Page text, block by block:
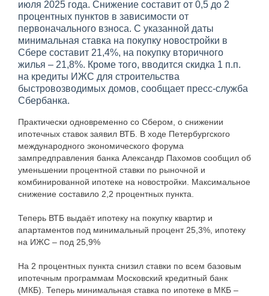
июля 2025 года. Снижение составит от 0,5 до 2
процентных пунктов в зависимости от
первоначального взноса. С указанной даты
минимальная ставка на покупку новостройки в
Сбере составит 21,4%, на покупку вторичного
жилья – 21,8%. Кроме того, вводится скидка 1 п.п.
на кредиты ИЖС для строительства
быстровозводимых домов, сообщает пресс-служба
Сбербанка.
Практически одновременно со Сбером, о снижении
ипотечных ставок заявил ВТБ. В ходе Петербургского
международного экономического форума
зампредправления банка Александр Пахомов сообщил об
уменьшении процентной ставки по рыночной и
комбинированной ипотеке на новостройки. Максимальное
снижение составило 2,2 процентных пункта.
Теперь ВТБ выдаёт ипотеку на покупку квартир и
апартаментов под минимальный процент 25,3%, ипотеку
на ИЖС – под 25,9%
На 2 процентных пункта снизил ставки по всем базовым
ипотечным программам Московский кредитный банк
(МКБ). Теперь минимальная ставка по ипотеке в МКБ –